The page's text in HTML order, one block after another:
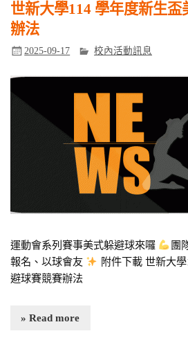
世新大學114 學年度新生
辦法
2025-09-17 校內活動訊息
運動會系列賽事美式躲避球來囉 團
報名、以球會友
附件下載 世新大
避球賽競賽辦法
» Read more